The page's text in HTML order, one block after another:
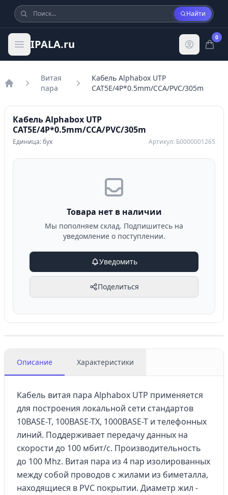
Найти
IPALA.ru
0
Витая
пара
Кабель Alphabox UTP
CAT5E/4P*0.5mm/CCA/PVC/305m
Кабель Alphabox UTP
CAT5E/4P*0.5mm/CCA/PVC/305m
Единица: бух Артикул: Б0000001265
Товара нет в наличии
Мы пополняем склад. Подпишитесь на
уведомление о поступлении.
Уведомить
Поделиться
Описание Характеристики
Кабель витая пара Alphabox UTP применяется
для построения локальной сети стандартов
10BASE-T, 100BASE-TX, 1000BASE-T и телефонных
линий. Поддерживает передачу данных на
скорости до 100 мбит/с. Производительность
до 100 Mhz. Витая пара из 4 пар изолированных
между собой проводов с жилами из биметалла,
находящиеся в PVC покрытии. Диаметр жил -